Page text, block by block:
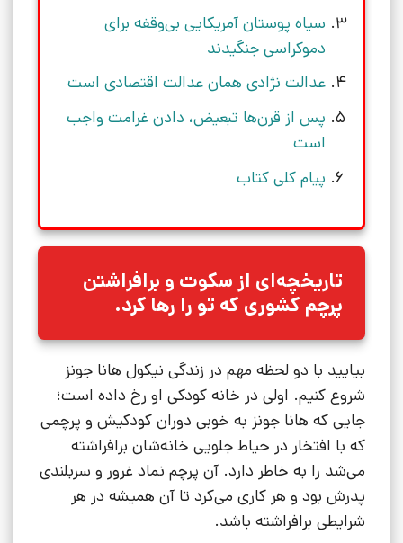
سیاه پوستان آمریکایی بی‌وقفه برای
دموکراسی جنگیدند
عدالت نژادی همان عدالت اقتصادی است
پس از قرن‌ها تبعیض، دادن غرامت واجب
است
پیام کلی کتاب
تاریخچه‌ای از سکوت و برافراشتن
پرچم کشوری که تو را رها کرد.
بیایید با دو لحظه مهم در زندگی نیکول هانا جونز
شروع کنیم. اولی در خانه کودکی او رخ داده است؛
جایی که هانا جونز به خوبی دوران کودکیش و پرچمی
که با افتخار در حیاط جلویی خانه‌شان برافراشته
می‌شد را به خاطر دارد. آن پرچم نماد غرور و سربلندی
پدرش بود و هر کاری می‌کرد تا آن همیشه در هر
شرایطی برافراشته باشد.